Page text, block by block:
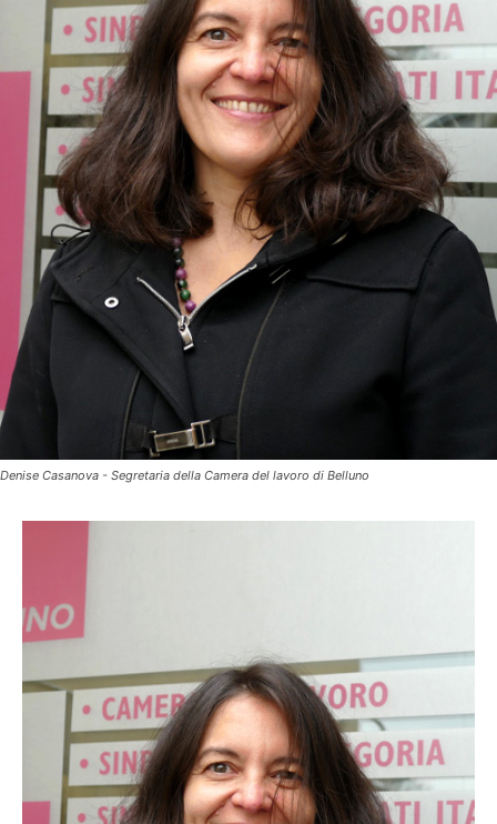
Denise Casanova - Segretaria della Camera del lavoro di Belluno